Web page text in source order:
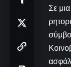
Σε